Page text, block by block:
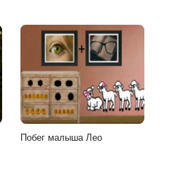
Побег малыша Лео